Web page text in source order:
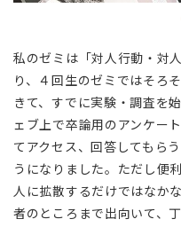
私のゼミは「対人行動・対
り、４回生のゼミではそろ
きて、すでに実験・調査を
ェブ上で卒論用のアンケー
てアクセス、回答してもら
うになりました。ただし便
人に拡散するだけではなか
者のところまで出向いて、